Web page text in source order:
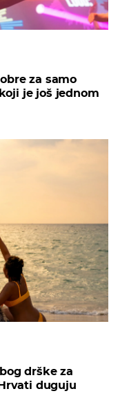
za samo
je još jednom
drške za
duguju